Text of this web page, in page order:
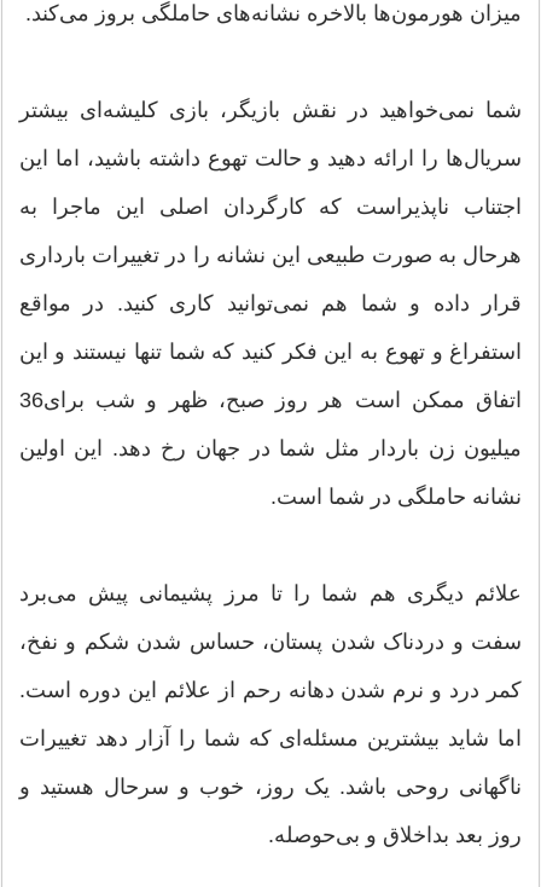
میزان هورمون‌ها بالاخره نشانه‌های حاملگی بروز می‌کند.
شما نمی‌خواهید در نقش بازیگر، بازی کلیشه‌ای بیشتر
سریال‌ها را ارائه دهید و حالت تهوع داشته باشید، اما این
اجتناب ناپذیراست که کارگردان اصلی این ماجرا به
هرحال به صورت طبیعی این نشانه را در تغییرات بارداری
قرار داده و شما هم نمی‌توانید کاری کنید. در مواقع
استفراغ و تهوع به این فکر کنید که شما تنها نیستند و این
اتفاق ممکن است هر روز صبح، ظهر و شب برای36
میلیون زن باردار مثل شما در جهان رخ دهد. این اولین
نشانه حاملگی در شما است.
علائم دیگری هم شما را تا مرز پشیمانی پیش می‌برد
سفت و دردناک شدن پستان، حساس شدن شکم و نفخ،
کمر درد و نرم شدن دهانه رحم از علائم این دوره است.
اما شاید بیشترین مسئله‌ای که شما را آزار دهد تغییرات
ناگهانی روحی باشد. یک روز، خوب و سرحال هستید و
روز بعد بداخلاق و بی‌حوصله.